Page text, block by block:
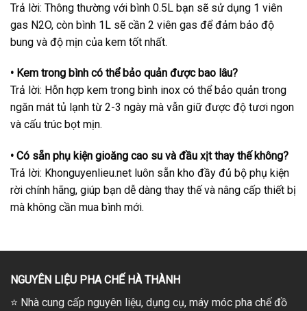
Trả lời: Thông thường với bình 0.5L bạn sẽ sử dụng 1 viên
gas N2O, còn bình 1L sẽ cần 2 viên gas để đảm bảo độ
bung và độ mịn của kem tốt nhất.
• Kem trong bình có thể bảo quản được bao lâu?
Trả lời: Hỗn hợp kem trong bình inox có thể bảo quản trong
ngăn mát tủ lạnh từ 2-3 ngày mà vẫn giữ được độ tươi ngon
và cấu trúc bọt mịn.
• Có sẵn phụ kiện gioăng cao su và đầu xịt thay thế không?
Trả lời: Khonguyenlieu.net luôn sẵn kho đầy đủ bộ phụ kiện
rời chính hãng, giúp bạn dễ dàng thay thế và nâng cấp thiết bị
mà không cần mua bình mới.
NGUYÊN LIỆU PHA CHẾ HÀ THÀNH
⭐ Nhà cung cấp nguyên liệu, dụng cụ, máy móc pha chế đồ